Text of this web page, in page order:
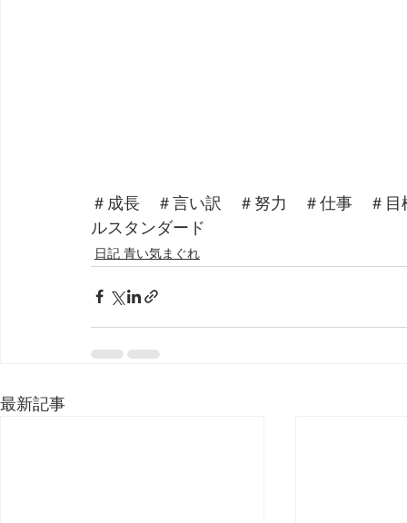
＃成長　＃言い訳　＃努力　＃仕事　＃
ルスタンダード
日記 青い気まぐれ
最新記事